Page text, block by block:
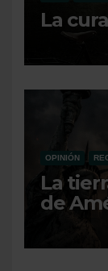
La
OPINIÓN
La
de